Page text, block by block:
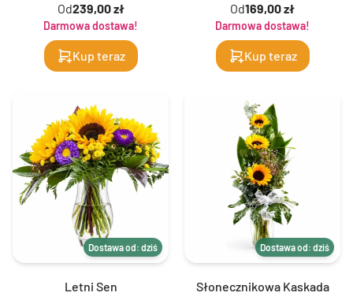
Od239,00 zł
Darmowa dostawa!
Kup teraz
Od169,00 zł
Darmowa dostawa!
Kup teraz
Dostawa od: dziś
Letni Sen
Dostawa od: dziś
Słonecznikowa Kaskada